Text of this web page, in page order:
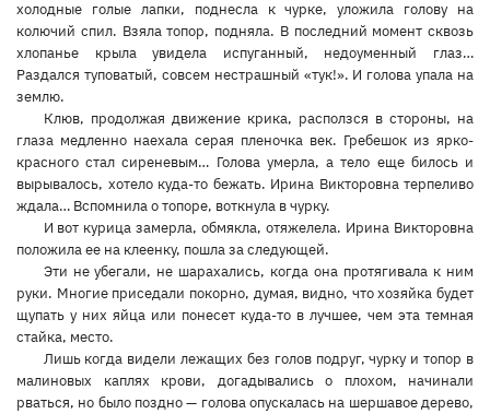
холодные голые лапки, поднесла к чурке, уложила голову на
колючий спил. Взяла топор, подняла. В последний момент сквозь
хлопанье крыла увидела испуганный, недоуменный глаз…
Раздался туповатый, совсем нестрашный «тук!». И голова упала на
землю.
Клюв, продолжая движение крика, расползся в стороны, на
глаза медленно наехала серая пленочка век. Гребешок из ярко-
красного стал сиреневым… Голова умерла, а тело еще билось и
вырывалось, хотело куда-то бежать. Ирина Викторовна терпеливо
ждала… Вспомнила о топоре, воткнула в чурку.
И вот курица замерла, обмякла, отяжелела. Ирина Викторовна
положила ее на клеенку, пошла за следующей.
Эти не убегали, не шарахались, когда она протягивала к ним
руки. Многие приседали покорно, думая, видно, что хозяйка будет
щупать у них яйца или понесет куда-то в лучшее, чем эта темная
стайка, место.
Лишь когда видели лежащих без голов подруг, чурку и топор в
малиновых каплях крови, догадывались о плохом, начинали
рваться, но было поздно — голова опускалась на шершавое дерево,